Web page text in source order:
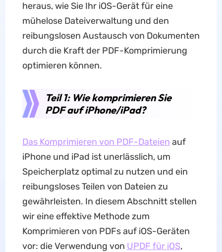
heraus, wie Sie Ihr iOS-Gerät für eine
mühelose Dateiverwaltung und den
reibungslosen Austausch von Dokumenten
durch die Kraft der PDF-Komprimierung
optimieren können.
Teil 1: Wie komprimieren Sie
PDF auf iPhone/iPad?
Das Komprimieren von PDF-Dateien auf
iPhone und iPad ist unerlässlich, um
Speicherplatz optimal zu nutzen und ein
reibungsloses Teilen von Dateien zu
gewährleisten. In diesem Abschnitt stellen
wir eine effektive Methode zum
Komprimieren von PDFs auf iOS-Geräten
vor: die Verwendung von UPDF für iOS,